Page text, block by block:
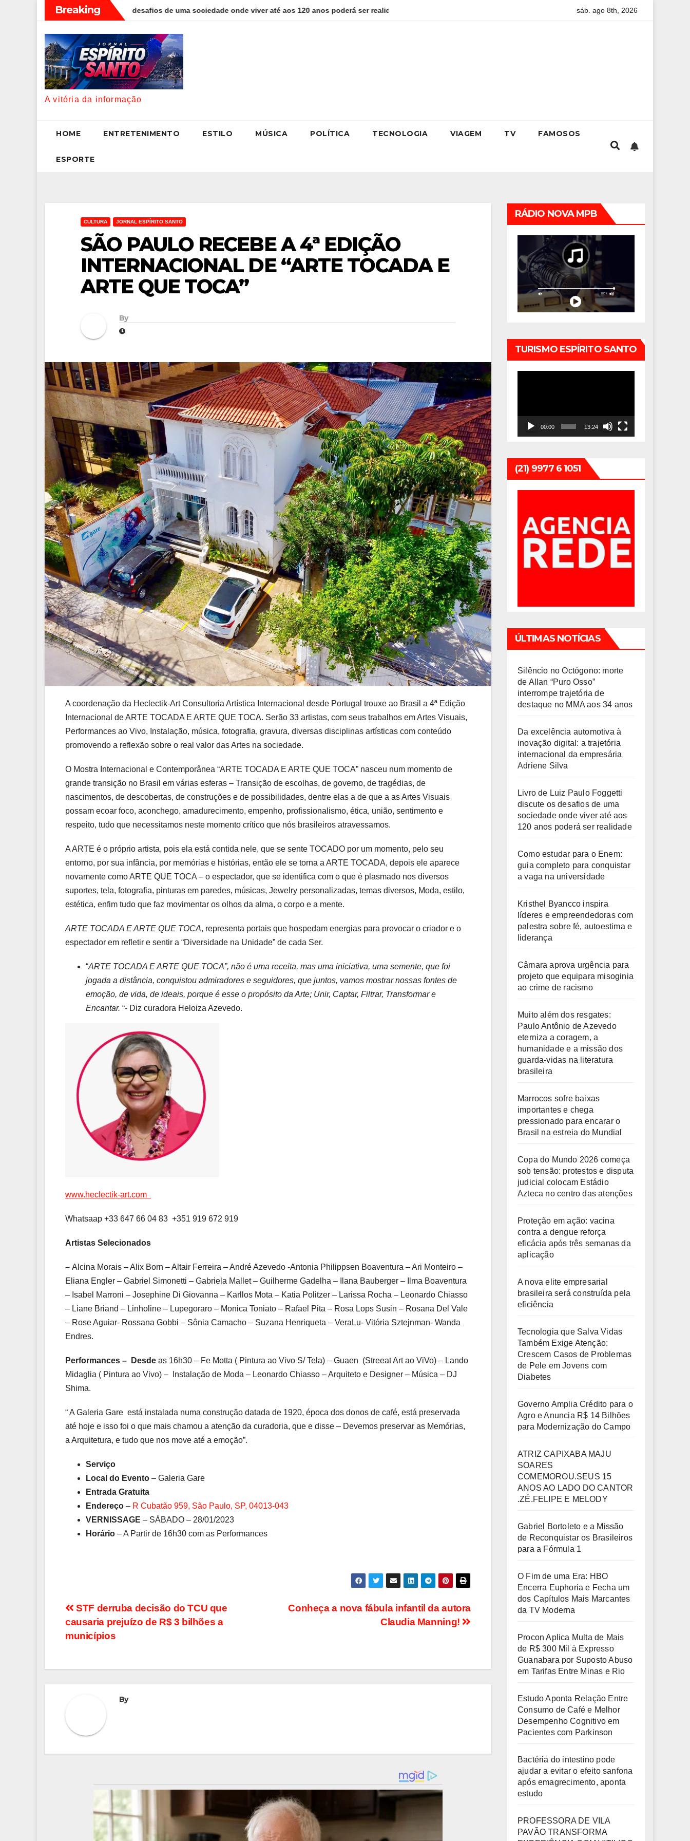
Breaking
discute os desafios de uma sociedade onde viver até aos 120 anos poderá ser realidade Como estudar para o Enem: guia completo para conquistar a vaga na universidade
sáb. ago 8th, 2026
A vitória da informação
HOME ENTRETENIMENTO ESTILO MÚSICA POLÍTICA TECNOLOGIA VIAGEM TV FAMOSOS
ESPORTE
CULTURA JORNAL ESPÍRITO SANTO
SÃO PAULO RECEBE A 4ª EDIÇÃO
INTERNACIONAL DE “ARTE TOCADA E
ARTE QUE TOCA”
By
A coordenação da Heclectik-Art Consultoria Artística Internacional desde Portugal trouxe ao Brasil a 4ª Edição
Internacional de ARTE TOCADA E ARTE QUE TOCA. Serão 33 artistas, com seus trabalhos em Artes Visuais,
Performances ao Vivo, Instalação, música, fotografia, gravura, diversas disciplinas artísticas com conteúdo
promovendo a reflexão sobre o real valor das Artes na sociedade.
O Mostra Internacional e Contemporânea “ARTE TOCADA E ARTE QUE TOCA” nasceu num momento de
grande transição no Brasil em várias esferas – Transição de escolhas, de governo, de tragédias, de
nascimentos, de descobertas, de construções e de possibilidades, dentre elas a de que a as Artes Visuais
possam ecoar foco, aconchego, amadurecimento, empenho, profissionalismo, ética, união, sentimento e
respeito, tudo que necessitamos neste momento crítico que nós brasileiros atravessamos.
A ARTE é o próprio artista, pois ela está contida nele, que se sente TOCADO por um momento, pelo seu
entorno, por sua infância, por memórias e histórias, então ele se torna a ARTE TOCADA, depois ele aparece
novamente como ARTE QUE TOCA – o espectador, que se identifica com o que é plasmado nos diversos
suportes, tela, fotografia, pinturas em paredes, músicas, Jewelry personalizadas, temas diversos, Moda, estilo,
estética, enfim tudo que faz movimentar os olhos da alma, o corpo e a mente.
ARTE TOCADA E ARTE QUE TOCA, representa portais que hospedam energias para provocar o criador e o
espectador em refletir e sentir a “Diversidade na Unidade” de cada Ser.
“ARTE TOCADA E ARTE QUE TOCA”, não é uma receita, mas uma iniciativa, uma semente, que foi
jogada a distância, conquistou admiradores e seguidores, que juntos, vamos mostrar nossas fontes de
emoção, de vida, de ideais, porque é esse o propósito da Arte; Unir, Captar, Filtrar, Transformar e
Encantar. “- Diz curadora Heloiza Azevedo.
www.heclectik-art.com
Whatsaap +33 647 66 04 83 +351 919 672 919
Artistas Selecionados
– Alcina Morais – Alix Born – Altair Ferreira – André Azevedo -Antonia Philippsen Boaventura – Ari Monteiro –
Eliana Engler – Gabriel Simonetti – Gabriela Mallet – Guilherme Gadelha – Ilana Bauberger – Ilma Boaventura
– Isabel Marroni – Josephine Di Giovanna – Karllos Mota – Katia Politzer – Larissa Rocha – Leonardo Chiasso
– Liane Briand – Linholine – Lupegoraro – Monica Toniato – Rafael Pita – Rosa Lops Susin – Rosana Del Vale
– Rose Aguiar- Rossana Gobbi – Sônia Camacho – Suzana Henriqueta – VeraLu- Vitória Sztejnman- Wanda
Endres.
Performances – Desde as 16h30 – Fe Motta ( Pintura ao Vivo S/ Tela) – Guaen (Streeat Art ao ViVo) – Lando
Midaglia ( Pintura ao Vivo) – Instalação de Moda – Leonardo Chiasso – Arquiteto e Designer – Música – DJ
Shima.
“ A Galeria Gare está instalada numa construção datada de 1920, época dos donos de café, está preservada
até hoje e isso foi o que mais chamou a atenção da curadoria, que e disse – Devemos preservar as Memórias,
a Arquitetura, e tudo que nos move até a emoção”.
Serviço
Local do Evento – Galeria Gare
Entrada Gratuita
Endereço – R Cubatão 959, São Paulo, SP, 04013-043
VERNISSAGE – SÁBADO – 28/01/2023
Horário – A Partir de 16h30 com as Performances
Navegação
de
Conheça a nova fábula infantil da autora
Claudia Manning!
STF derruba decisão do TCU que
causaria prejuízo de R$ 3 bilhões a
municípios
By
RÁDIO NOVA MPB
TURISMO ESPÍRITO SANTO
00:00 13:24
(21) 9977 6 1051
ÚLTIMAS NOTÍCIAS
Silêncio no Octógono: morte
de Allan “Puro Osso”
interrompe trajetória de
destaque no MMA aos 34 anos
Da excelência automotiva à
inovação digital: a trajetória
internacional da empresária
Adriene Silva
Livro de Luiz Paulo Foggetti
discute os desafios de uma
sociedade onde viver até aos
120 anos poderá ser realidade
Como estudar para o Enem:
guia completo para conquistar
a vaga na universidade
Kristhel Byancco inspira
líderes e empreendedoras com
palestra sobre fé, autoestima e
liderança
Câmara aprova urgência para
projeto que equipara misoginia
ao crime de racismo
Muito além dos resgates:
Paulo Antônio de Azevedo
eterniza a coragem, a
humanidade e a missão dos
guarda-vidas na literatura
brasileira
Marrocos sofre baixas
importantes e chega
pressionado para encarar o
Brasil na estreia do Mundial
Copa do Mundo 2026 começa
sob tensão: protestos e disputa
judicial colocam Estádio
Azteca no centro das atenções
Proteção em ação: vacina
contra a dengue reforça
eficácia após três semanas da
aplicação
A nova elite empresarial
brasileira será construída pela
eficiência
Tecnologia que Salva Vidas
Também Exige Atenção:
Crescem Casos de Problemas
de Pele em Jovens com
Diabetes
Governo Amplia Crédito para o
Agro e Anuncia R$ 14 Bilhões
para Modernização do Campo
ATRIZ CAPIXABA MAJU
SOARES
COMEMOROU.SEUS 15
ANOS AO LADO DO CANTOR
.ZÉ.FELIPE E MELODY
Gabriel Bortoleto e a Missão
de Reconquistar os Brasileiros
para a Fórmula 1
O Fim de uma Era: HBO
Encerra Euphoria e Fecha um
dos Capítulos Mais Marcantes
da TV Moderna
Procon Aplica Multa de Mais
de R$ 300 Mil à Expresso
Guanabara por Suposto Abuso
em Tarifas Entre Minas e Rio
Estudo Aponta Relação Entre
Consumo de Café e Melhor
Desempenho Cognitivo em
Pacientes com Parkinson
Bactéria do intestino pode
ajudar a evitar o efeito sanfona
após emagrecimento, aponta
estudo
PROFESSORA DE VILA
PAVÃO TRANSFORMA